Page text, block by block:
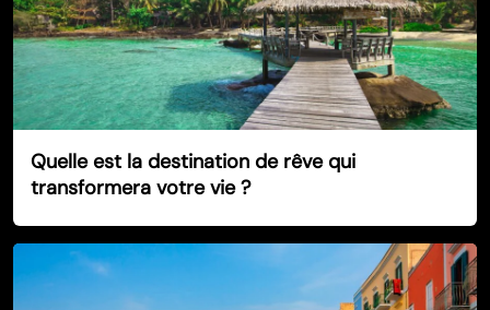
Quelle est la destination de rêve qui
transformera votre vie ?